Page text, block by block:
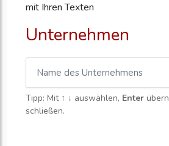
mit Ihren Texten
Unternehmen
Tipp: Mit ↑ ↓ auswählen, Enter
schließen.